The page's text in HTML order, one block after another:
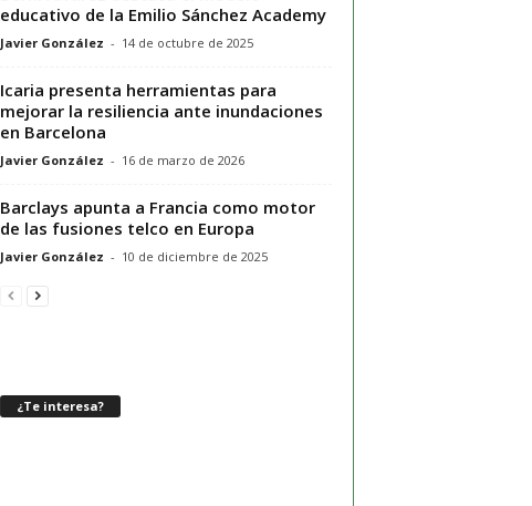
educativo de la Emilio Sánchez Academy
Javier González - 14 de octubre de 2025
Icaria presenta herramientas para
mejorar la resiliencia ante inundaciones
en Barcelona
Javier González - 16 de marzo de 2026
Barclays apunta a Francia como motor
de las fusiones telco en Europa
Javier González - 10 de diciembre de 2025
¿Te interesa?